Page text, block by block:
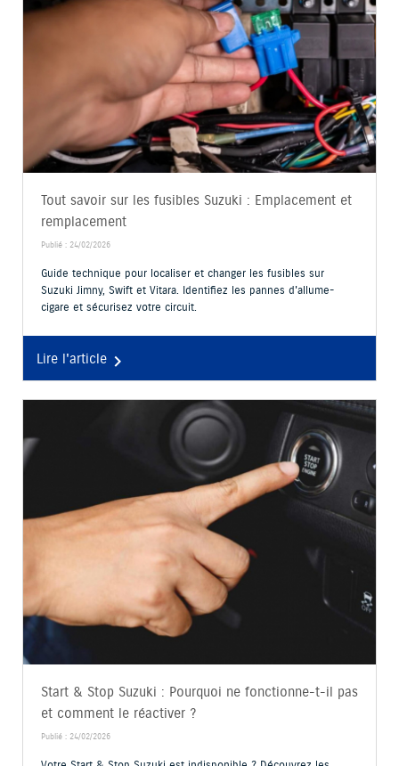
Tout savoir sur les fusibles Suzuki : Emplacement et
remplacement
Publié : 24/02/2026
Guide technique pour localiser et changer les fusibles sur
Suzuki Jimny, Swift et Vitara. Identifiez les pannes d'allume-
cigare et sécurisez votre circuit.
Lire l'article 
Start & Stop Suzuki : Pourquoi ne fonctionne-t-il pas
et comment le réactiver ?
Publié : 24/02/2026